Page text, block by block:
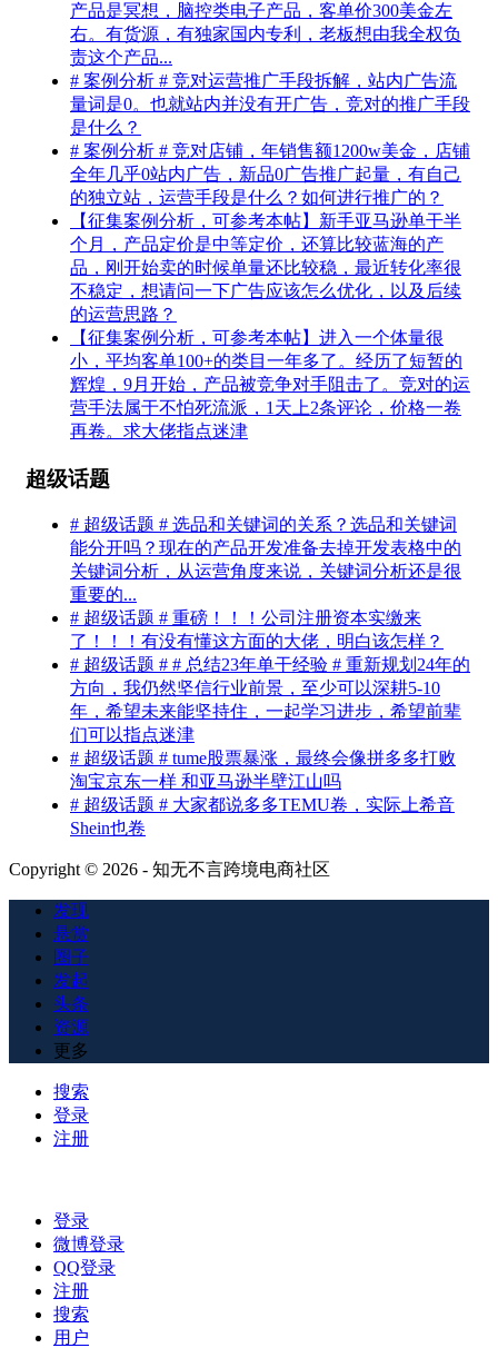
产品是冥想，脑控类电子产品，客单价300美金左
右。有货源，有独家国内专利，老板想由我全权负
责这个产品...
# 案例分析 # 竞对运营推广手段拆解，站内广告流
量词是0。也就站内并没有开广告，竞对的推广手段
是什么？
# 案例分析 # 竞对店铺，年销售额1200w美金，店铺
全年几乎0站内广告，新品0广告推广起量，有自己
的独立站，运营手段是什么？如何进行推广的？
【征集案例分析，可参考本帖】新手亚马逊单干半
个月，产品定价是中等定价，还算比较蓝海的产
品，刚开始卖的时候单量还比较稳，最近转化率很
不稳定，想请问一下广告应该怎么优化，以及后续
的运营思路？
【征集案例分析，可参考本帖】进入一个体量很
小，平均客单100+的类目一年多了。经历了短暂的
辉煌，9月开始，产品被竞争对手阻击了。竞对的运
营手法属于不怕死流派，1天上2条评论，价格一卷
再卷。求大佬指点迷津
超级话题
# 超级话题 # 选品和关键词的关系？选品和关键词
能分开吗？现在的产品开发准备去掉开发表格中的
关键词分析，从运营角度来说，关键词分析还是很
重要的...
# 超级话题 # 重磅！！！公司注册资本实缴来
了！！！有没有懂这方面的大佬，明白该怎样？
# 超级话题 # # 总结23年单干经验 # 重新规划24年的
方向，我仍然坚信行业前景，至少可以深耕5-10
年，希望未来能坚持住，一起学习进步，希望前辈
们可以指点迷津
# 超级话题 # tume股票暴涨，最终会像拼多多打败
淘宝京东一样 和亚马逊半壁江山吗
# 超级话题 # 大家都说多多TEMU卷，实际上希音
Shein也卷
Copyright © 2026 - 知无不言跨境电商社区
发现
悬赏
圈子
发起
头条
资源
更多
搜索
登录
注册
登录
微博登录
QQ登录
注册
搜索
用户